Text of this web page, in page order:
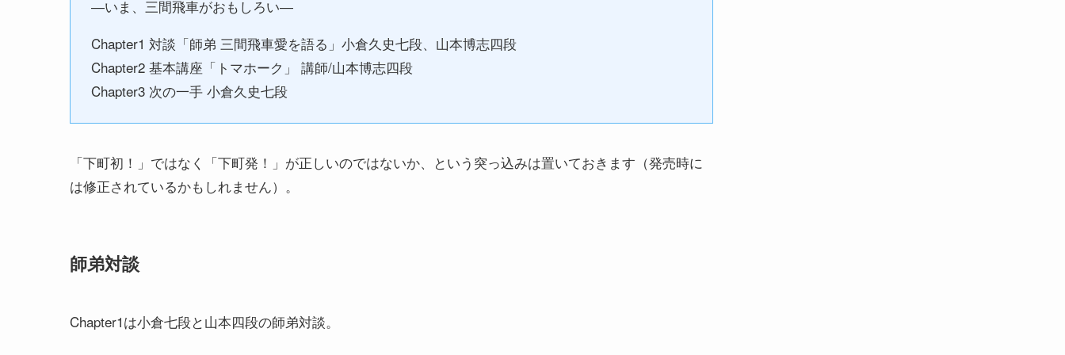
―いま、三間飛車がおもしろい―
Chapter1 対談「師弟 三間飛車愛を語る」小倉久史七段、山本博志四段
Chapter2 基本講座「トマホーク」 講師/山本博志四段
Chapter3 次の一手 小倉久史七段
「下町初！」ではなく「下町発！」が正しいのではないか、という突っ込みは置いておきます（発売時に
は修正されているかもしれません）。
師弟対談
Chapter1は小倉七段と山本四段の師弟対談。